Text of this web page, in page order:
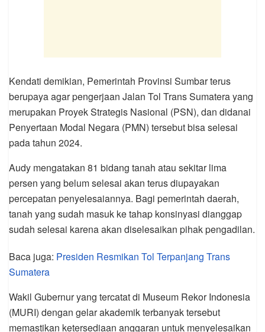
Kendati demikian, Pemerintah Provinsi Sumbar terus
berupaya agar pengerjaan Jalan Tol Trans Sumatera yang
merupakan Proyek Strategis Nasional (PSN), dan didanai
Penyertaan Modal Negara (PMN) tersebut bisa selesai
pada tahun 2024.
Audy mengatakan 81 bidang tanah atau sekitar lima
persen yang belum selesai akan terus diupayakan
percepatan penyelesaiannya. Bagi pemerintah daerah,
tanah yang sudah masuk ke tahap konsinyasi dianggap
sudah selesai karena akan diselesaikan pihak pengadilan.
Baca juga: Presiden Resmikan Tol Terpanjang Trans
Sumatera
Wakil Gubernur yang tercatat di Museum Rekor Indonesia
(MURI) dengan gelar akademik terbanyak tersebut
memastikan ketersediaan anggaran untuk menyelesaikan